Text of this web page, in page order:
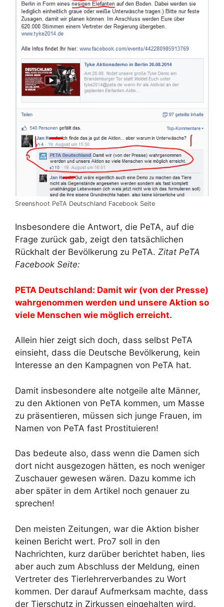
Sreenshoot PeTA Deutschland Facebook Seite
Insbesondere die Antwort, die PeTA, auf die
Frage zurück gab, zeigt den tatsächlichen
Rückhalt der Bevölkerung zu PeTA. Zitat PeTA
Facebook Seite:
PETA Deutschland: Damit wir (von der Presse)
wahrgenommen werden und unsere Aktion so
viele Menschen wie möglich erreicht.
Allein hier zeigt sich doch, dass selbst PeTA
einsieht, dass die Deutsche Bevölkerung, kein
Interesse an den Kampagnen von PeTA hat.
Damit insbesondere alte notgeile alte Männer,
zu den Aktionen von PeTA kommen, um Masse
zu präsentieren, müssen sich junge Frauen, im
Namen von PeTA fast Prostituieren!
Das bedeute also, dass wenn die Damen sich
dort nicht ausgezogen hätten, es noch weniger
Zuschauer gewesen wären. Dazu komme ich
aber später in dem Artikel noch genauer zu
sprechen!
Den meisten Zeitungen, war die Aktion bisher
keinen Bericht wert. Pro7 soll in den
Nachrichten, kurz darüber berichtet haben, lies
aber auch zum Abschluss der Meldung, einen
Vertreter des Tierlehrerverbandes zu Wort
kommen. Der darauf Aufmerksam machte, dass
der Tierschutz in Zirkussen eingehalten wird.